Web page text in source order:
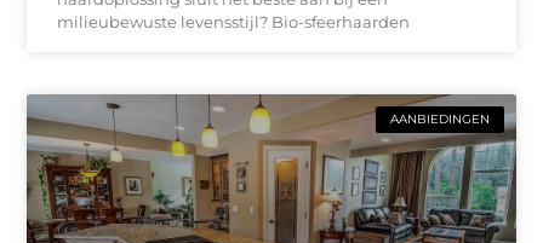
milieubewuste levensstijl? Bio-sfeerhaarden
AANBIEDINGEN